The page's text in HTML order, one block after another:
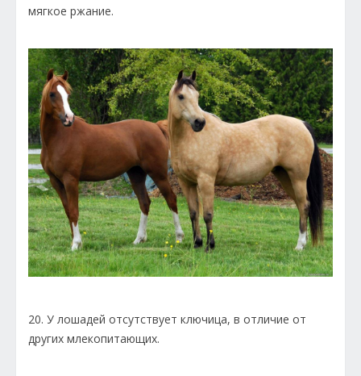
мягкое ржание.
20. У лошадей отсутствует ключица, в отличие от
других млекопитающих.